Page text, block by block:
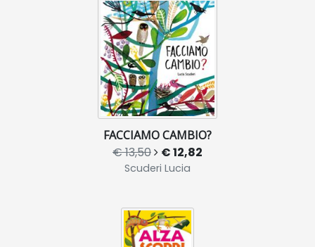
FACCIAMO CAMBIO?
€ 13,50 € 12,82
Scuderi Lucia